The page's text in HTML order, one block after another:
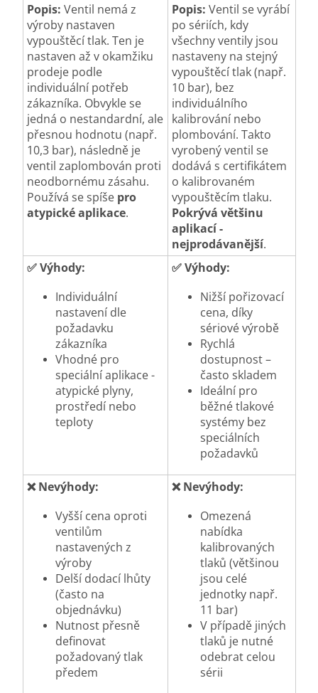
Popis: Ventil nemá z
výroby nastaven
vypouštěcí tlak. Ten je
nastaven až v okamžiku
prodeje podle
individuální potřeb
zákazníka. Obvykle se
jedná o nestandardní, ale
přesnou hodnotu (např.
10,3 bar), následně je
ventil zaplombován proti
neodbornému zásahu.
Používá se spíše pro
atypické aplikace.
Popis: Ventil se vyrábí
po sériích, kdy
všechny ventily jsou
nastaveny na stejný
vypouštěcí tlak (např.
10 bar), bez
individuálního
kalibrování nebo
plombování. Takto
vyrobený ventil se
dodává s certifikátem
o kalibrovaném
vypouštěcím tlaku.
Pokrývá většinu
aplikací -
nejprodávanější.
✅Výhody:
Individuální
nastavení dle
požadavku
zákazníka
Vhodné pro
speciální aplikace -
atypické plyny,
prostředí nebo
teploty
✅Výhody:
Nižší pořizovací
cena, díky
sériové výrobě
Rychlá
dostupnost –
často skladem
Ideální pro
běžné tlakové
systémy bez
speciálních
požadavků
❌Nevýhody:
Vyšší cena oproti
ventilům
nastavených z
výroby
Delší dodací lhůty
(často na
objednávku)
Nutnost přesně
definovat
požadovaný tlak
předem
❌Nevýhody:
Omezená
nabídka
kalibrovaných
tlaků (většinou
jsou celé
jednotky např.
11 bar)
V případě jiných
tlaků je nutné
odebrat celou
sérii